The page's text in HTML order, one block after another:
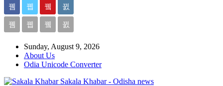
Sunday, August 9, 2026
About Us
Odia Unicode Converter
Sakala Khabar - Odisha news